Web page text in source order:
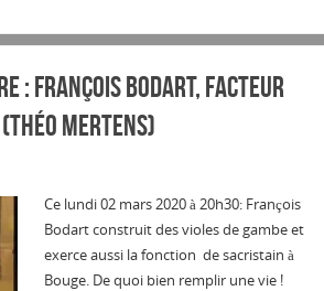
: François Bodart, facteur
Mertens)
Ce lundi 02 mars 2020 à 20h30: François
Bodart construit des violes de gambe et
exerce aussi la fonction de sacristain à
Bouge. De quoi bien remplir une vie !